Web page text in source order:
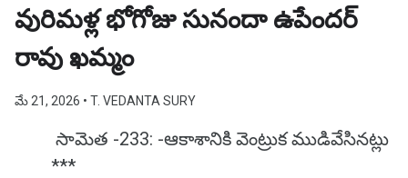
వురిమళ్ల భోగోజు సునందా ఉపేందర్
రావు ఖమ్మం
మే 21, 2026 • T. VEDANTA SURY
సామెత -233: -ఆకాశానికి వెంట్రుక ముడివే‌సినట్లు
***